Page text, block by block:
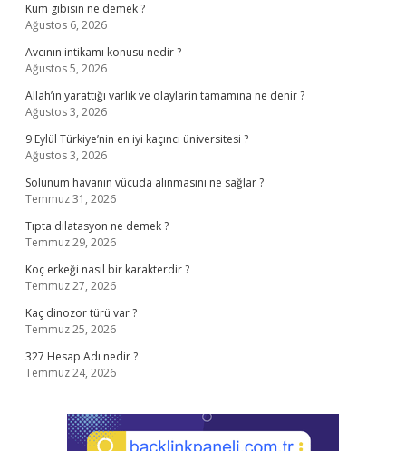
Kum gibisin ne demek ?
Ağustos 6, 2026
Avcının intikamı konusu nedir ?
Ağustos 5, 2026
Allah’ın yarattığı varlık ve olaylarin tamamına ne denir ?
Ağustos 3, 2026
9 Eylül Türkiye’nin en iyi kaçıncı üniversitesi ?
Ağustos 3, 2026
Solunum havanın vücuda alınmasını ne sağlar ?
Temmuz 31, 2026
Tıpta dilatasyon ne demek ?
Temmuz 29, 2026
Koç erkeği nasıl bir karakterdir ?
Temmuz 27, 2026
Kaç dinozor türü var ?
Temmuz 25, 2026
327 Hesap Adı nedir ?
Temmuz 24, 2026